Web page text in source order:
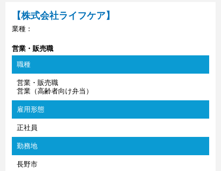
【株式会社ライフケア】
業種：
営業・販売職
職種
営業・販売職
営業（高齢者向け弁当）
雇用形態
正社員
勤務地
長野市